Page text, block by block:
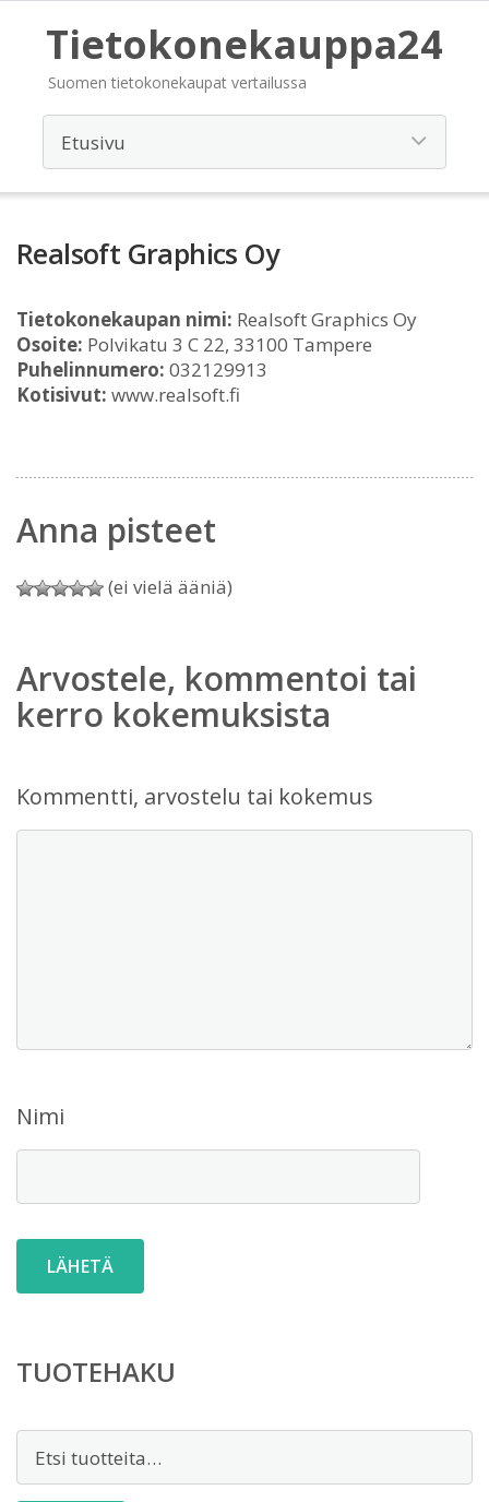
Tietokonekauppa24
Suomen tietokonekaupat vertailussa
Realsoft Graphics Oy
Tietokonekaupan nimi: Realsoft Graphics Oy
Osoite: Polvikatu 3 C 22, 33100 Tampere
Puhelinnumero: 032129913
Kotisivut: www.realsoft.fi
Anna pisteet
(ei vielä ääniä)
Arvostele, kommentoi tai
kerro kokemuksista
Kommentti, arvostelu tai kokemus
Nimi
TUOTEHAKU